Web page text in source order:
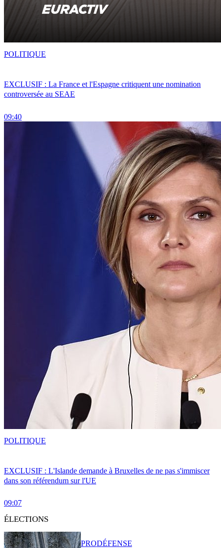
EXCLUSIF : La France et l'Espagne critiquent une nomination
controversée au SEAE
09:40
POLITIQUE
EXCLUSIF : L'Islande demande à Bruxelles de ne pas s'immiscer
dans son référendum sur l'UE
09:07
POLITIQUE
ÉLECTIONS
PRODÉFENSE